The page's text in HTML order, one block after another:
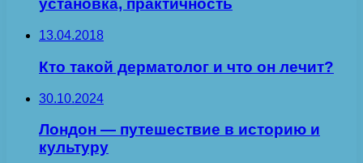
установка, практичность
13.04.2018
Кто такой дерматолог и что он лечит?
30.10.2024
Лондон — путешествие в историю и
культуру